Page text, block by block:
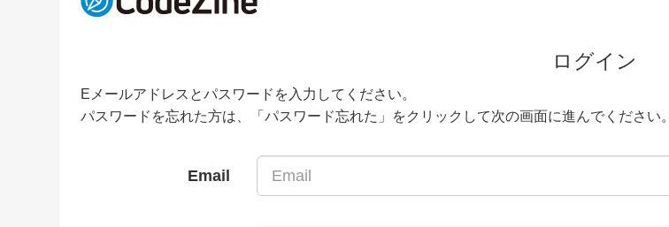
ログイン
Eメールアドレスとパスワードを入力してください。
パスワードを忘れた方は、「パスワード忘れた」をクリックして次の画面に進んでください。
Email